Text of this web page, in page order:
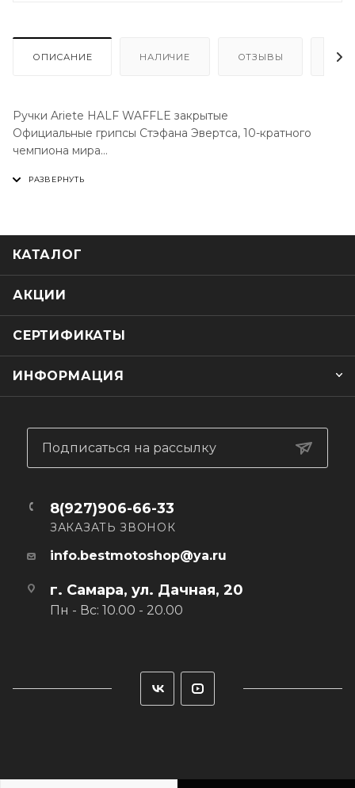
ОПИСАНИЕ НАЛИЧИЕ ОТЗЫВЫ
Ручки Ariete HALF WAFFLE закрытые
Официальные грипсы Стэфана Эвертса, 10-кратного
чемпиона мира
Материал:A.S.P.
КАТАЛОГ
АКЦИИ
СЕРТИФИКАТЫ
ИНФОРМАЦИЯ
г. Самара, ул. Дачная, 20
Пн - Вс: 10.00 - 20.00
Подписаться на рассылку
8(927)906-66-33
ЗАКАЗАТЬ ЗВОНОК
info.bestmotoshop@ya.ru